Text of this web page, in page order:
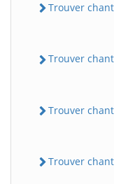
Trouver
Trouver
Trouver
Trouver